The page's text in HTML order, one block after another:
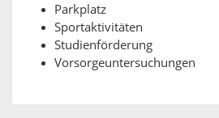
Parkplatz
Sportaktivitäten
Studienförderung
Vorsorgeuntersuchungen